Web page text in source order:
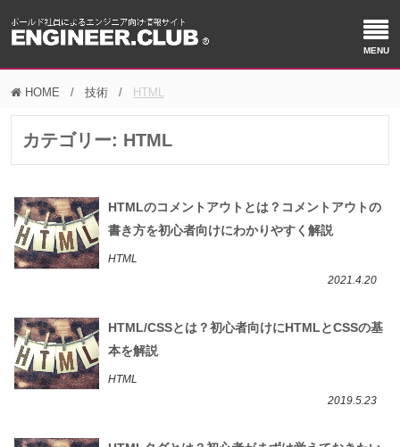
HOME 技術 HTML
カテゴリー: HTML
HTMLのコメントアウトとは？コメントアウトの
書き方を初心者向けにわかりやすく解説
HTML
2021.4.20
HTML/CSSとは？初心者向けにHTMLとCSSの基
本を解説
HTML
2019.5.23